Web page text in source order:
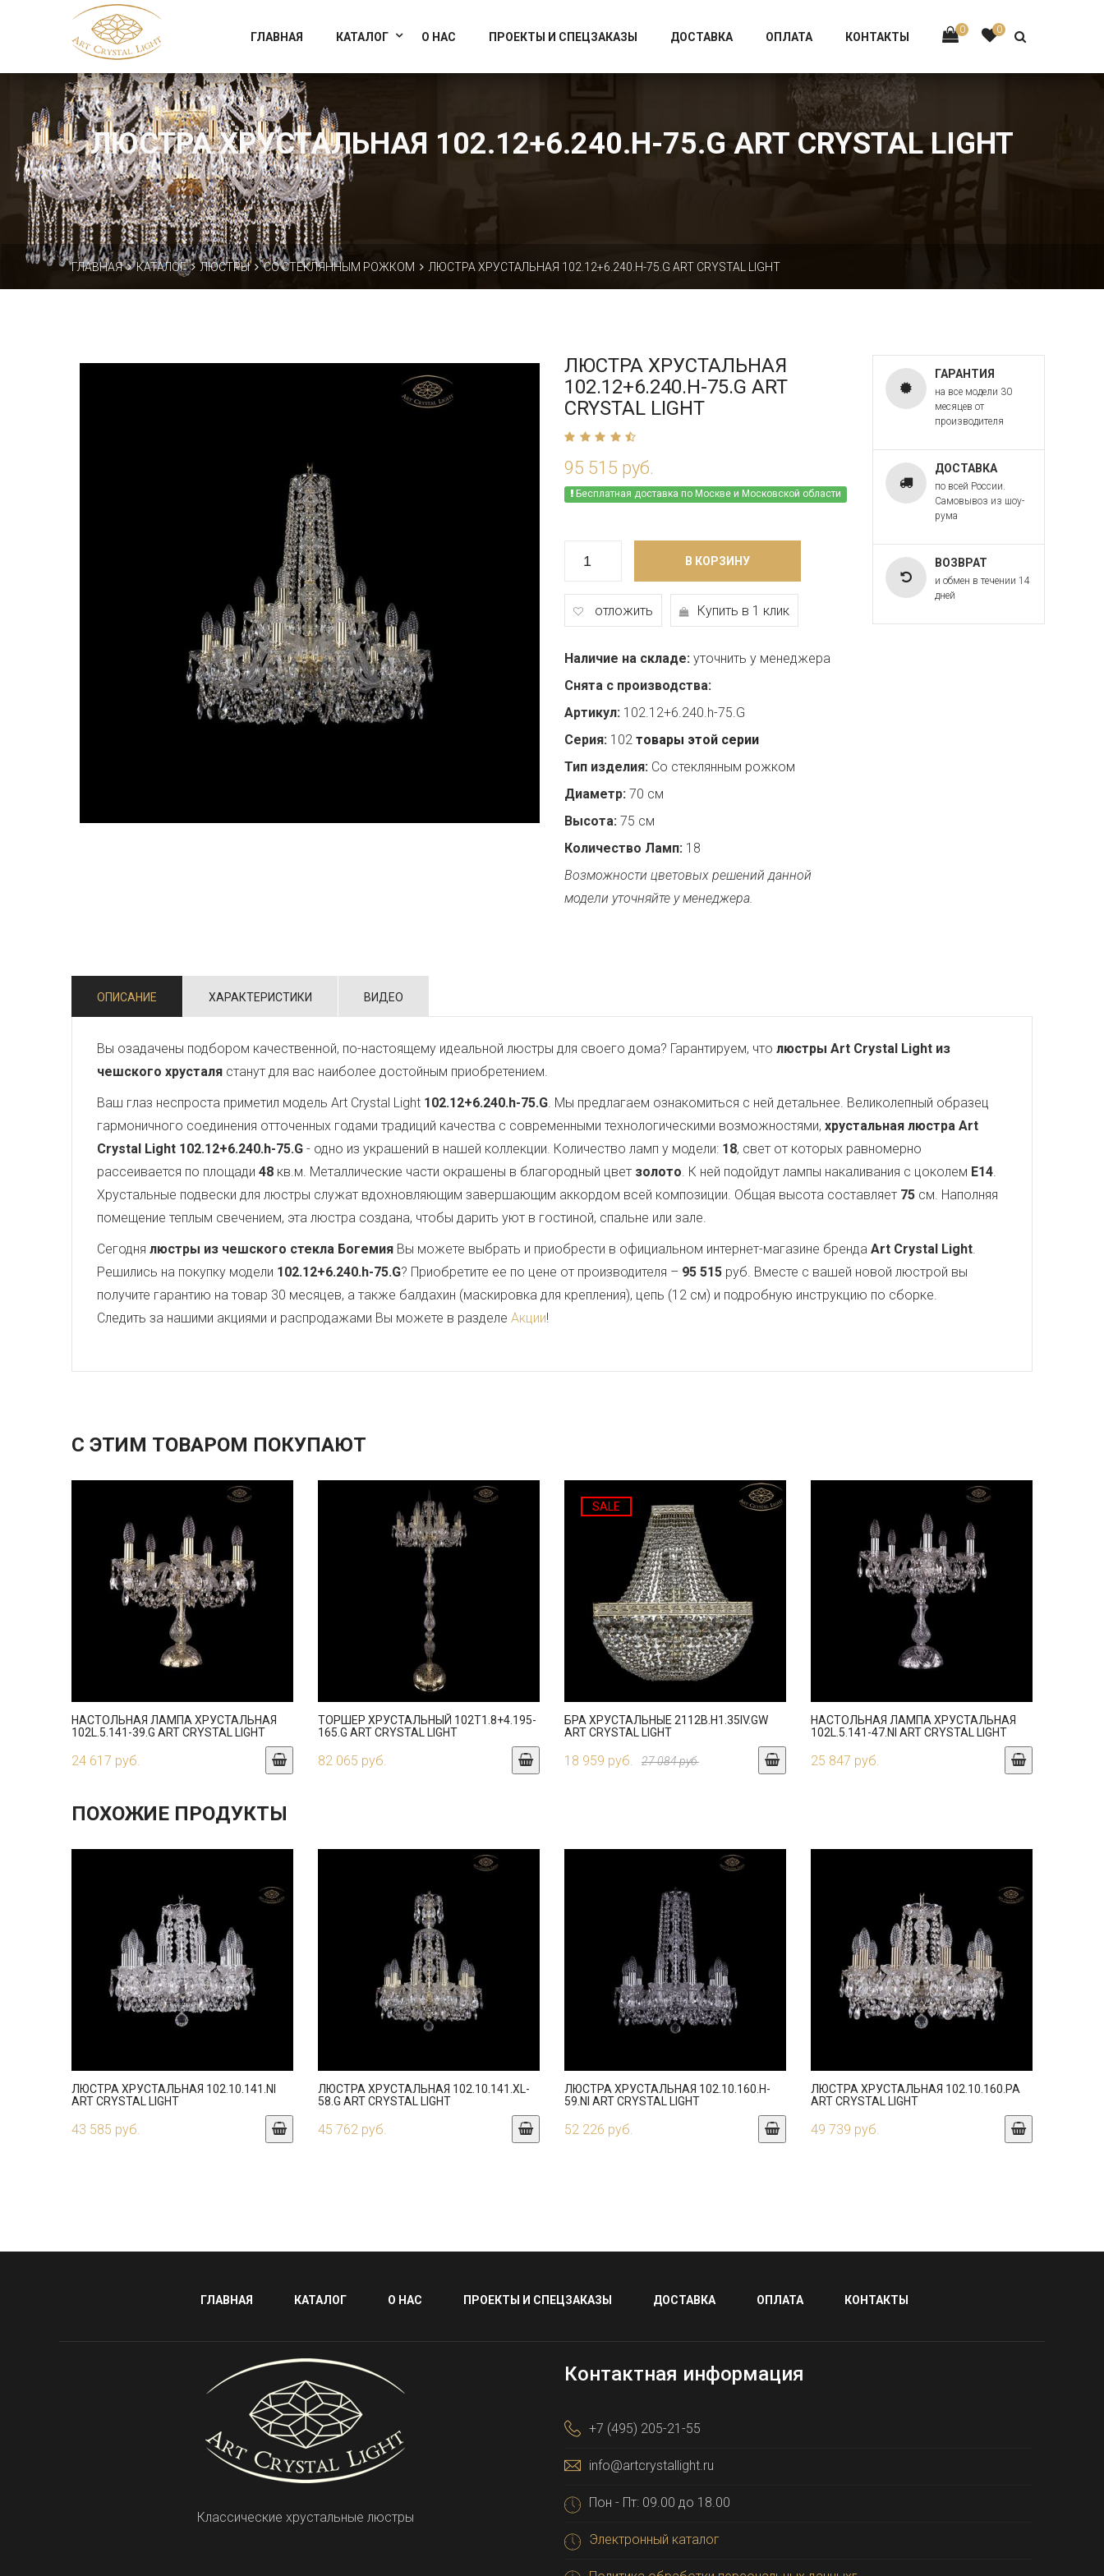
Официальный магазин фабрики Art Crystal Light
0 0
ГЛАВНАЯ КАТАЛОГ О НАС ПРОЕКТЫ И СПЕЦЗАКАЗЫ ДОСТАВКА ОПЛАТА КОНТАКТЫ
ЛЮСТРА ХРУСТАЛЬНАЯ 102.12+6.240.H-75.G ART CRYSTAL LIGHT
ГЛАВНАЯ КАТАЛОГ ЛЮСТРЫ СО СТЕКЛЯННЫМ РОЖКОМ ЛЮСТРА ХРУСТАЛЬНАЯ 102.12+6.240.H-75.G ART CRYSTAL LIGHT
ЛЮСТРА ХРУСТАЛЬНАЯ
102.12+6.240.H-75.G ART
CRYSTAL LIGHT
95 515 руб.
Бесплатная доставка по Москве и Московской области
В КОРЗИНУ
отложить Купить в 1 клик
Наличие на складе: уточнить у менеджера
Снята с производства:
Артикул: 102.12+6.240.h-75.G
Серия: 102 товары этой серии
Тип изделия: Со стеклянным рожком
Диаметр: 70 см
Высота: 75 см
Количество Ламп: 18
Возможности цветовых решений данной
модели уточняйте у менеджера.
ГАРАНТИЯ
на все модели 30
месяцев от
производителя
ДОСТАВКА
по всей России.
Самовывоз из шоу-
рума
ВОЗВРАТ
и обмен в течении 14
дней
ОПИСАНИЕ ХАРАКТЕРИСТИКИ ВИДЕО
Вы озадачены подбором качественной, по-настоящему идеальной люстры для своего дома? Гарантируем, что люстры Art Crystal Light из
чешского хрусталя станут для вас наиболее достойным приобретением.
Ваш глаз неспроста приметил модель Art Crystal Light 102.12+6.240.h-75.G. Мы предлагаем ознакомиться с ней детальнее. Великолепный образец
гармоничного соединения отточенных годами традиций качества с современными технологическими возможностями, хрустальная люстра Art
Crystal Light 102.12+6.240.h-75.G - одно из украшений в нашей коллекции. Количество ламп у модели: 18, свет от которых равномерно
рассеивается по площади 48 кв.м. Металлические части окрашены в благородный цвет золото. К ней подойдут лампы накаливания с цоколем E14.
Хрустальные подвески для люстры служат вдохновляющим завершающим аккордом всей композиции. Общая высота составляет 75 см. Наполняя
помещение теплым свечением, эта люстра создана, чтобы дарить уют в гостиной, спальне или зале.
Сегодня люстры из чешского стекла Богемия Вы можете выбрать и приобрести в официальном интернет-магазине бренда Art Crystal Light.
Решились на покупку модели 102.12+6.240.h-75.G? Приобретите ее по цене от производителя – 95 515 руб. Вместе с вашей новой люстрой вы
получите гарантию на товар 30 месяцев, а также балдахин (маскировка для крепления), цепь (12 см) и подробную инструкцию по сборке.
Следить за нашими акциями и распродажами Вы можете в разделе Акции!
С ЭТИМ ТОВАРОМ ПОКУПАЮТ
НАСТОЛЬНАЯ ЛАМПА ХРУСТАЛЬНАЯ
102L.5.141-39.G ART CRYSTAL LIGHT
24 617 руб.
ТОРШЕР ХРУСТАЛЬНЫЙ 102T1.8+4.195-
165.G ART CRYSTAL LIGHT
82 065 руб.
SALE
БРА ХРУСТАЛЬНЫЕ 2112B.H1.35IV.GW
ART CRYSTAL LIGHT
18 959 руб. 27 084 руб.
НАСТОЛЬНАЯ ЛАМПА ХРУСТАЛЬНАЯ
102L.5.141-47.NI ART CRYSTAL LIGHT
25 847 руб.
ПОХОЖИЕ ПРОДУКТЫ
ЛЮСТРА ХРУСТАЛЬНАЯ 102.10.141.NI
ART CRYSTAL LIGHT
43 585 руб.
ЛЮСТРА ХРУСТАЛЬНАЯ 102.10.141.XL-
58.G ART CRYSTAL LIGHT
45 762 руб.
ЛЮСТРА ХРУСТАЛЬНАЯ 102.10.160.H-
59.NI ART CRYSTAL LIGHT
52 226 руб.
ЛЮСТРА ХРУСТАЛЬНАЯ 102.10.160.PA
ART CRYSTAL LIGHT
49 739 руб.
ГЛАВНАЯ КАТАЛОГ О НАС ПРОЕКТЫ И СПЕЦЗАКАЗЫ ДОСТАВКА ОПЛАТА КОНТАКТЫ
Классические хрустальные люстры
Контактная информация
+7 (495) 205-21-55
info@artcrystallight.ru
Пон - Пт: 09.00 до 18.00
Электронный каталог